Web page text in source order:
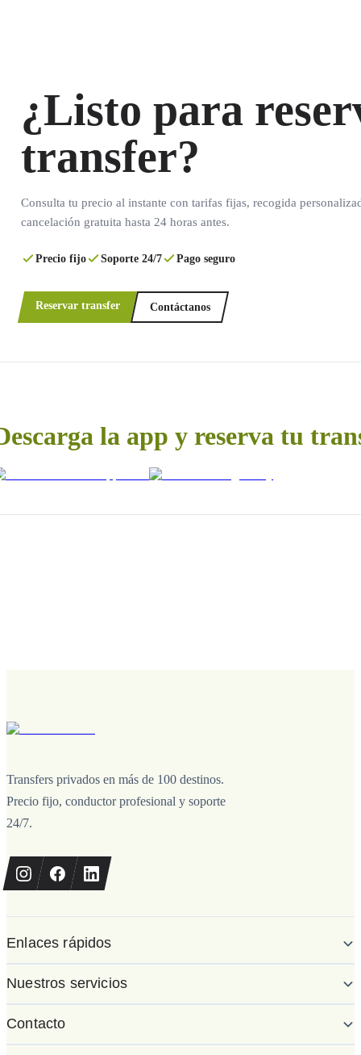
¿Listo para
transfer?
Consulta tu precio al instante con tarifas fijas, recogida
cancelación gratuita hasta 24 horas antes.
Precio fijo Soporte 24/7 Pago seguro
Reservar transfer Contáctanos
la app y reserva tu
Transfers privados en más de 100 destinos.
Precio fijo, conductor profesional y soporte
24/7.
Enlaces rápidos
Nuestros servicios
Contacto